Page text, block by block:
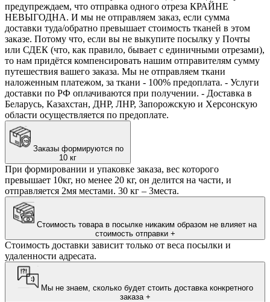
предупреждаем, что отправка одного отреза КРАЙНЕ
НЕВЫГОДНА. И мы не отправляем заказ, если сумма
доставки туда/обратно превышает стоимость тканей в этом
заказе. Потому что, если вы не выкупите посылку у Почты
или СДЕК (что, как правило, бывает с единичными отрезами),
то нам придётся компенсировать нашим отправителям сумму
путешествия вашего заказа. Мы не отправляем ткани
наложенным платежом, за ткани - 100% предоплата. - Услуги
доставки по РФ оплачиваются при получении. - Доставка в
Беларусь, Казахстан, ДНР, ЛНР, Запорожскую и Херсонскую
области осуществляется по предоплате.
Заказы формируются по
10 кг
При формировании и упаковке заказа, вес которого
превышает 10кг, но менее 20 кг, он делится на части, и
отправляется 2мя местами. 30 кг – 3места.
стоимость отправки +
Стоимость доставки зависит только от веса посылки и
удаленности адресата.
Мы не знаем, сколько будет стоить доставка конкретного
заказа +